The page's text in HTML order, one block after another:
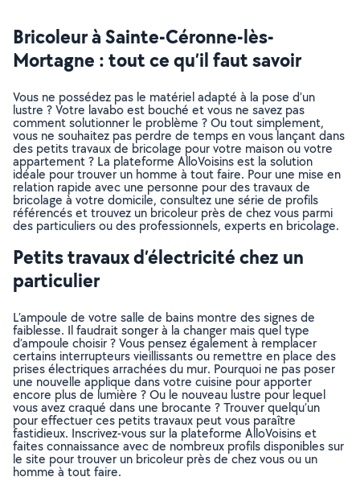
Bricoleur à Sainte-Céronne-lès-
Mortagne : tout ce qu’il faut savoir
Vous ne possédez pas le matériel adapté à la pose d’un
lustre ? Votre lavabo est bouché et vous ne savez pas
comment solutionner le problème ? Ou tout simplement,
vous ne souhaitez pas perdre de temps en vous lançant dans
des petits travaux de bricolage pour votre maison ou votre
appartement ? La plateforme AlloVoisins est la solution
idéale pour trouver un homme à tout faire. Pour une mise en
relation rapide avec une personne pour des travaux de
bricolage à votre domicile, consultez une série de profils
référencés et trouvez un bricoleur près de chez vous parmi
des particuliers ou des professionnels, experts en bricolage.
Petits travaux d’électricité chez un
particulier
L’ampoule de votre salle de bains montre des signes de
faiblesse. Il faudrait songer à la changer mais quel type
d’ampoule choisir ? Vous pensez également à remplacer
certains interrupteurs vieillissants ou remettre en place des
prises électriques arrachées du mur. Pourquoi ne pas poser
une nouvelle applique dans votre cuisine pour apporter
encore plus de lumière ? Ou le nouveau lustre pour lequel
vous avez craqué dans une brocante ? Trouver quelqu’un
pour effectuer ces petits travaux peut vous paraître
fastidieux. Inscrivez-vous sur la plateforme AlloVoisins et
faites connaissance avec de nombreux profils disponibles sur
le site pour trouver un bricoleur près de chez vous ou un
homme à tout faire.